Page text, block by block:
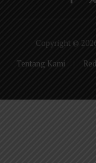
Copyright ©
Tentang Kami